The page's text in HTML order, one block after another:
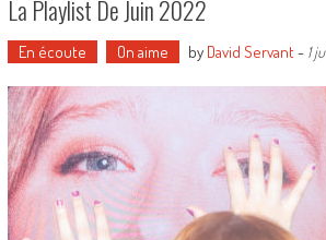
La Playlist De Juin 2022
En écoute On aime by David Servant- 1